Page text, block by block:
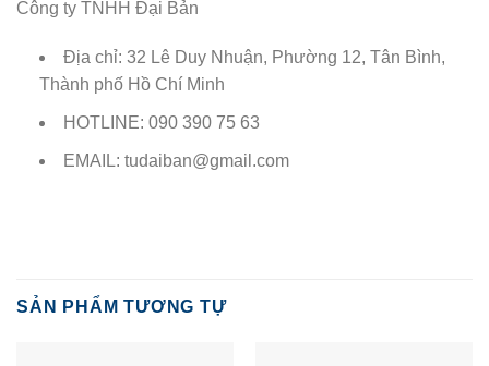
Công ty TNHH Đại Bản
Địa chỉ: 32 Lê Duy Nhuận, Phường 12, Tân Bình,
Thành phố Hồ Chí Minh
HOTLINE: 090 390 75 63
EMAIL: tudaiban@gmail.com
SẢN PHẨM TƯƠNG TỰ